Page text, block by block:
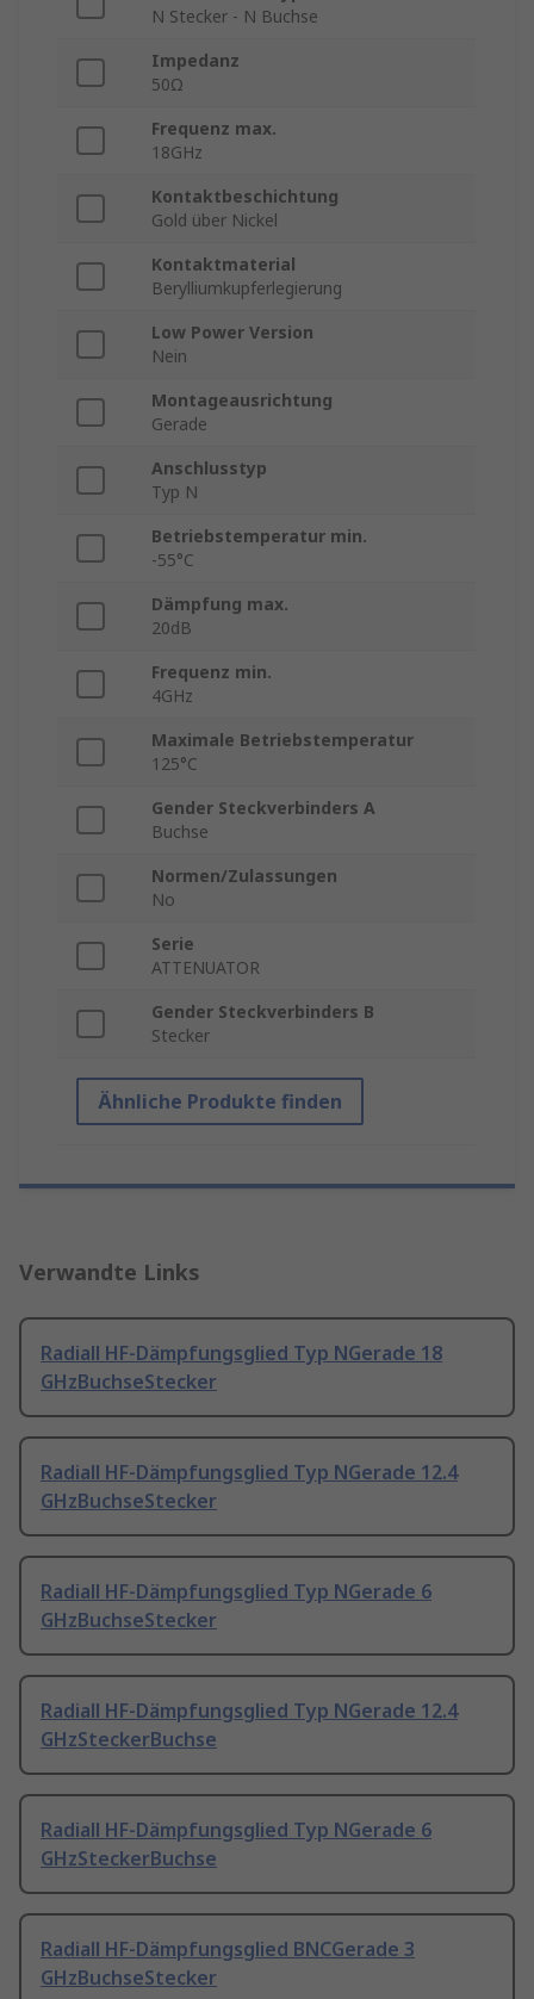
N Stecker - N Buchse
Impedanz
50Ω
Frequenz max.
18GHz
Kontaktbeschichtung
Gold über Nickel
Kontaktmaterial
Berylliumkupferlegierung
Low Power Version
Nein
Montageausrichtung
Gerade
Anschlusstyp
Typ N
Betriebstemperatur min.
-55°C
Dämpfung max.
20dB
Frequenz min.
4GHz
Maximale Betriebstemperatur
125°C
Gender Steckverbinders A
Buchse
Normen/Zulassungen
No
Serie
ATTENUATOR
Gender Steckverbinders B
Stecker
Ähnliche Produkte finden
Verwandte Links
Radiall HF-Dämpfungsglied Typ NGerade 18
GHzBuchseStecker
Radiall HF-Dämpfungsglied Typ NGerade 12.4
GHzBuchseStecker
Radiall HF-Dämpfungsglied Typ NGerade 6
GHzBuchseStecker
Radiall HF-Dämpfungsglied Typ NGerade 12.4
GHzSteckerBuchse
Radiall HF-Dämpfungsglied Typ NGerade 6
GHzSteckerBuchse
Radiall HF-Dämpfungsglied BNCGerade 3
GHzBuchseStecker